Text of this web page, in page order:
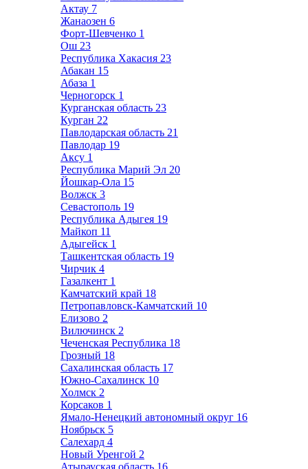
Актау 7
Жанаозен 6
Форт-Шевченко 1
Ош 23
Республика Хакасия 23
Абакан 15
Абаза 1
Черногорск 1
Курганская область 23
Курган 22
Павлодарская область 21
Павлодар 19
Аксу 1
Республика Марий Эл 20
Йошкар-Ола 15
Волжск 3
Севастополь 19
Республика Адыгея 19
Майкоп 11
Адыгейск 1
Ташкентская область 19
Чирчик 4
Газалкент 1
Камчатский край 18
Петропавловск-Камчатский 10
Елизово 2
Вилючинск 2
Чеченская Республика 18
Грозный 18
Сахалинская область 17
Южно-Сахалинск 10
Холмск 2
Корсаков 1
Ямало-Ненецкий автономный округ 16
Ноябрьск 5
Салехард 4
Новый Уренгой 2
Атырауская область 16